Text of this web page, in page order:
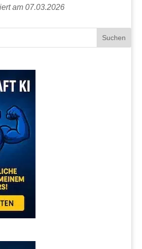
am 07.03.2026